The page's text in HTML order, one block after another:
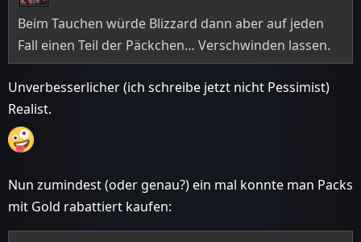
Beim Tauchen würde Blizzard dann aber auf jeden
Fall einen Teil der Päckchen… Verschwinden lassen.
Unverbesserlicher (ich schreibe jetzt nicht Pessimist)
Realist.
Nun zumindest (oder genau?) ein mal konnte man Packs
mit Gold rabattiert kaufen: